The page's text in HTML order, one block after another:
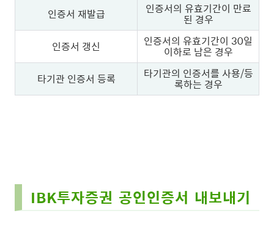
인증서 재발급
인증서의 유효기간이 만료
된 경우
인증서 갱신
인증서의 유효기간이 30일
이하로 남은 경우
타기관 인증서 등록
타기관의 인증서를 사용/등
록하는 경우
IBK투자증권 공인인증서 내보내기